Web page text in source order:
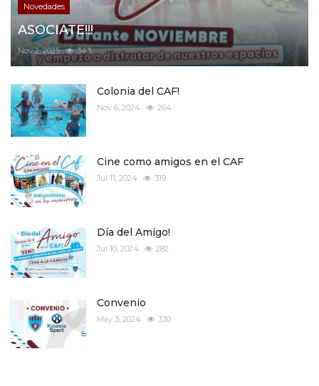
Novedades
ASOCIATE!!!
Nov 2, 2025 343
Colonia del CAF!
Nov 6, 2024 264
Cine como amigos en el CAF
Jul 11, 2024 319
Día del Amigo!
Jul 10, 2024 282
Convenio
May 3, 2024 330